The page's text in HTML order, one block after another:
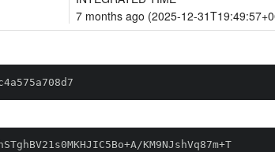
7 months ago (2025-12-
KM9NJshVq87m+T